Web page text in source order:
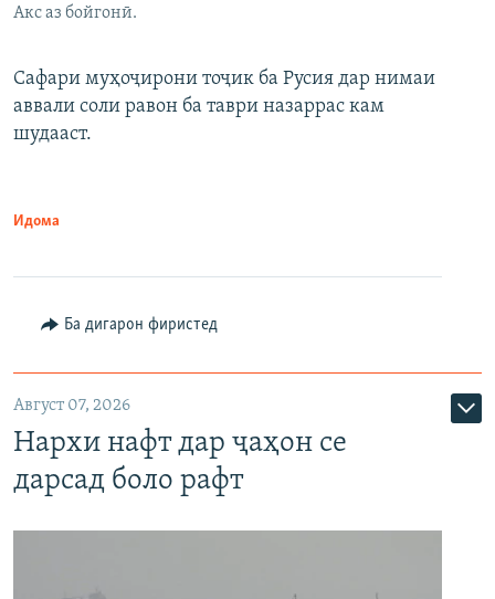
Акс аз бойгонӣ.
Сафари муҳоҷирони тоҷик ба Русия дар нимаи
аввали соли равон ба таври назаррас кам
шудааст.
Идома
Ба дигарон фиристед
Август 07, 2026
Нархи нафт дар ҷаҳон се
дарсад боло рафт